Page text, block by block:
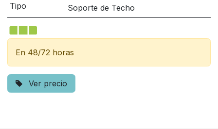
Tipo
Soporte de Techo
En 48/72 horas
Ver precio